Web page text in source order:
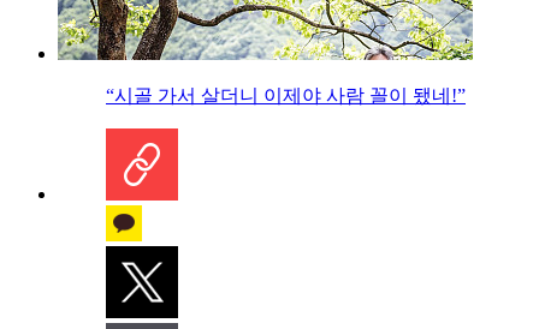
“시골 가서 살더니 이제야 사람 꼴이 됐네!”